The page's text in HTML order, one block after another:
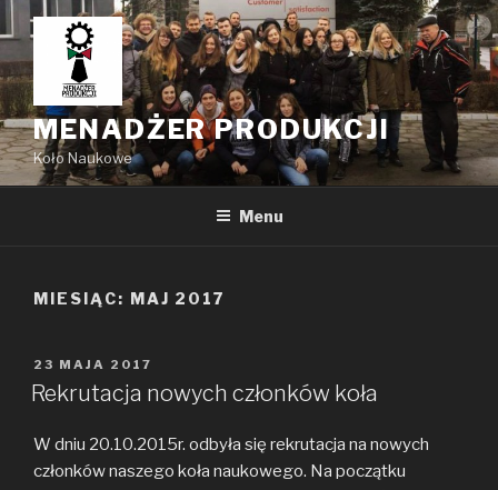
Przejdź
do
treści
MENADŻER PRODUKCJI
Koło Naukowe
Menu
MIESIĄC: MAJ 2017
OPUBLIKOWANE
W
23 MAJA 2017
Rekrutacja nowych członków koła
W dniu 20.10.2015r. odbyła się rekrutacja na nowych
członków naszego koła naukowego. Na początku